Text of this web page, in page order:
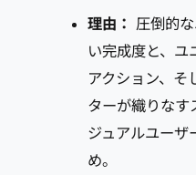
理由： 圧倒的
い完成度と、ユ
アクション、そ
ターが織りなす
ジュアルユーザ
め。